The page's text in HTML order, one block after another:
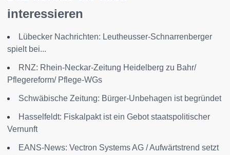
interessieren
Lübecker Nachrichten: Leutheusser-Schnarrenberger
spielt bei...
RNZ: Rhein-Neckar-Zeitung Heidelberg zu Bahr/
Pflegereform/ Pflege-WGs
Schwäbische Zeitung: Bürger-Unbehagen ist begründet
Hasselfeldt: Fiskalpakt ist ein Gebot staatspolitischer
Vernunft
EANS-News: Vectron Systems AG / Aufwärtstrend setzt